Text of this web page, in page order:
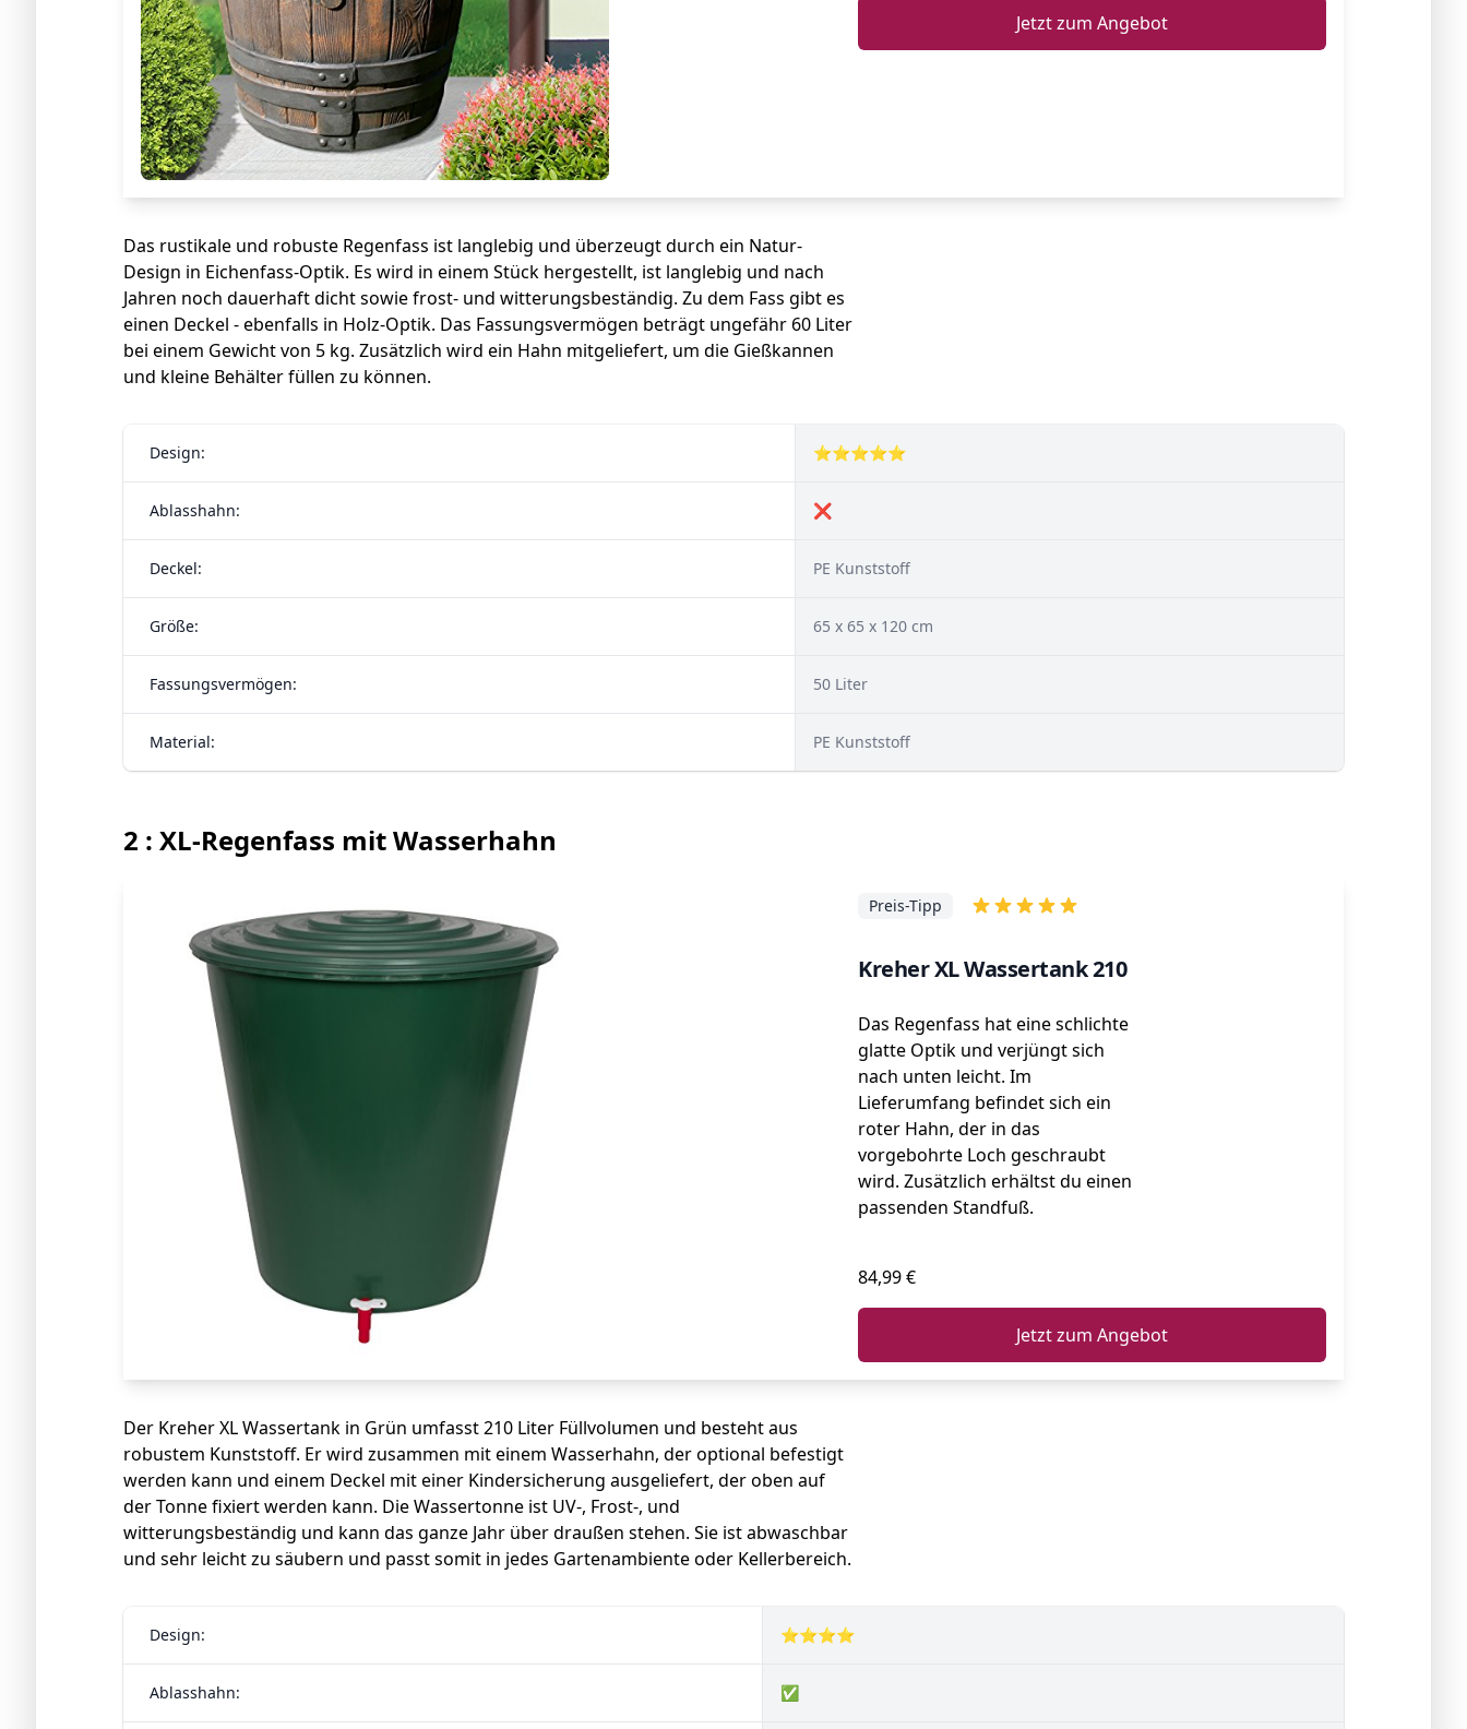
Jetzt zum Angebot
Das rustikale und robuste Regenfass ist langlebig und überzeugt durch ein Natur-
Design in Eichenfass-Optik. Es wird in einem Stück hergestellt, ist langlebig und nach
Jahren noch dauerhaft dicht sowie frost- und witterungsbeständig. Zu dem Fass gibt es
einen Deckel - ebenfalls in Holz-Optik. Das Fassungsvermögen beträgt ungefähr 60 Liter
bei einem Gewicht von 5 kg. Zusätzlich wird ein Hahn mitgeliefert, um die Gießkannen
und kleine Behälter füllen zu können.
Design: ⭐⭐⭐⭐⭐
Ablasshahn: ❌
Deckel: PE Kunststoff
Größe: 65 x 65 x 120 cm
Fassungsvermögen: 50 Liter
Material: PE Kunststoff
2 : XL-Regenfass mit Wasserhahn
Kreher XL Wassertank 210
Preis-Tipp
Das Regenfass hat eine schlichte
glatte Optik und verjüngt sich
nach unten leicht. Im
Lieferumfang befindet sich ein
roter Hahn, der in das
vorgebohrte Loch geschraubt
wird. Zusätzlich erhältst du einen
passenden Standfuß.
84,99 €
Jetzt zum Angebot
Der Kreher XL Wassertank in Grün umfasst 210 Liter Füllvolumen und besteht aus
robustem Kunststoff. Er wird zusammen mit einem Wasserhahn, der optional befestigt
werden kann und einem Deckel mit einer Kindersicherung ausgeliefert, der oben auf
der Tonne fixiert werden kann. Die Wassertonne ist UV-, Frost-, und
witterungsbeständig und kann das ganze Jahr über draußen stehen. Sie ist abwaschbar
und sehr leicht zu säubern und passt somit in jedes Gartenambiente oder Kellerbereich.
Design: ⭐⭐⭐⭐
Ablasshahn: ✅